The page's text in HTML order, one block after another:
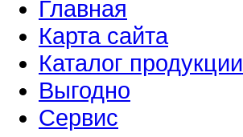
Главная
Карта сайта
Каталог продукции
Выгодно
Сервис